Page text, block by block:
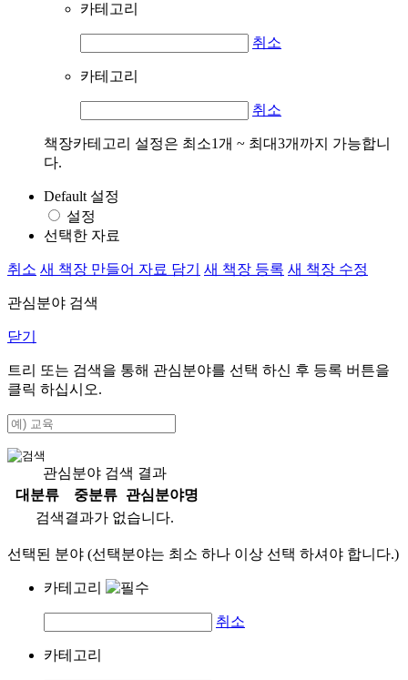
카테고리
취소
카테고리
취소
책장카테고리 설정은 최소1개 ~ 최대3개까지 가능합니
다.
Default 설정
설정
선택한 자료
취소 새 책장 만들어 자료 담기 새 책장 등록 새 책장 수정
관심분야 검색
닫기
트리 또는 검색을 통해 관심분야를 선택 하신 후 등록 버튼을
클릭 하십시오.
관심분야 검색 결과
대분류
중분류
관심분야명
검색결과가 없습니다.
선택된 분야 (선택분야는 최소 하나 이상 선택 하셔야 합니다.)
카테고리
취소
카테고리